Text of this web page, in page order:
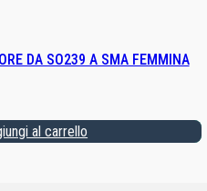
DA SO239 A SMA FEMMINA
al carrello